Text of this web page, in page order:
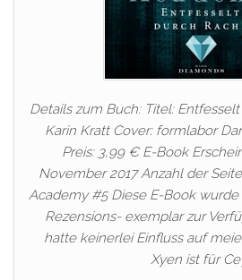
Details zum Buch: Titel:
Karin Kratt Cover: formlabor
Preis: 3,99 € E-Book
November 2017 Anzahl der
Academy #5 Diese E-Book
Rezensions- exemplar zur
hatte keinerlei Einfluss auf
Xyen ist für